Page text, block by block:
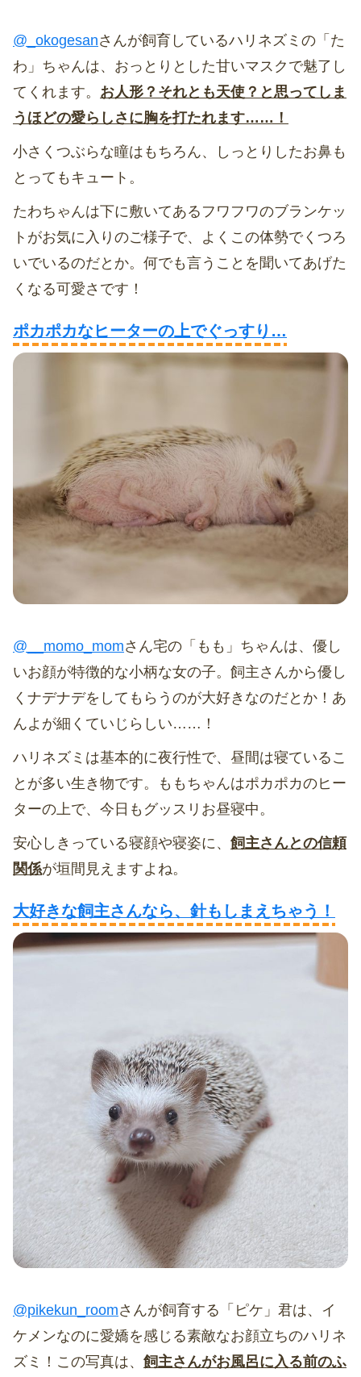
@_okogesanさんが飼育しているハリネズミの「た
わ」ちゃんは、おっとりとした甘いマスクで魅了し
てくれます。 お人形？それとも天使？と思ってしま
うほどの愛らしさに胸を打たれます……！
小さくつぶらな瞳はもちろん、しっとりしたお鼻も
とってもキュート。
たわちゃんは下に敷いてあるフワフワのブランケッ
トがお気に入りのご様子で、よくこの体勢でくつろ
いでいるのだとか。何でも言うことを聞いてあげた
くなる可愛さです！
ポカポカなヒーターの上でぐっすり…
@__momo_momさん宅の「もも」ちゃんは、優し
いお顔が特徴的な小柄な女の子。飼主さんから優し
くナデナデをしてもらうのが大好きなのだとか！あ
んよが細くていじらしい……！
ハリネズミは基本的に夜行性で、昼間は寝ているこ
とが多い生き物です。ももちゃんはポカポカのヒー
ターの上で、今日もグッスリお昼寝中。
安心しきっている寝顔や寝姿に、 飼主さんとの信頼
関係が垣間見えますよね。
大好きな飼主さんなら、針もしまえちゃう！
@pikekun_roomさんが飼育する「ピケ」君は、イ
ケメンなのに愛嬌を感じる素敵なお顔立ちのハリネ
ズミ！この写真は、 飼主さんがお風呂に入る前のふ